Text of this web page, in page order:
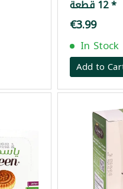
12 قطعة *
€3.99
In Stock
Add to